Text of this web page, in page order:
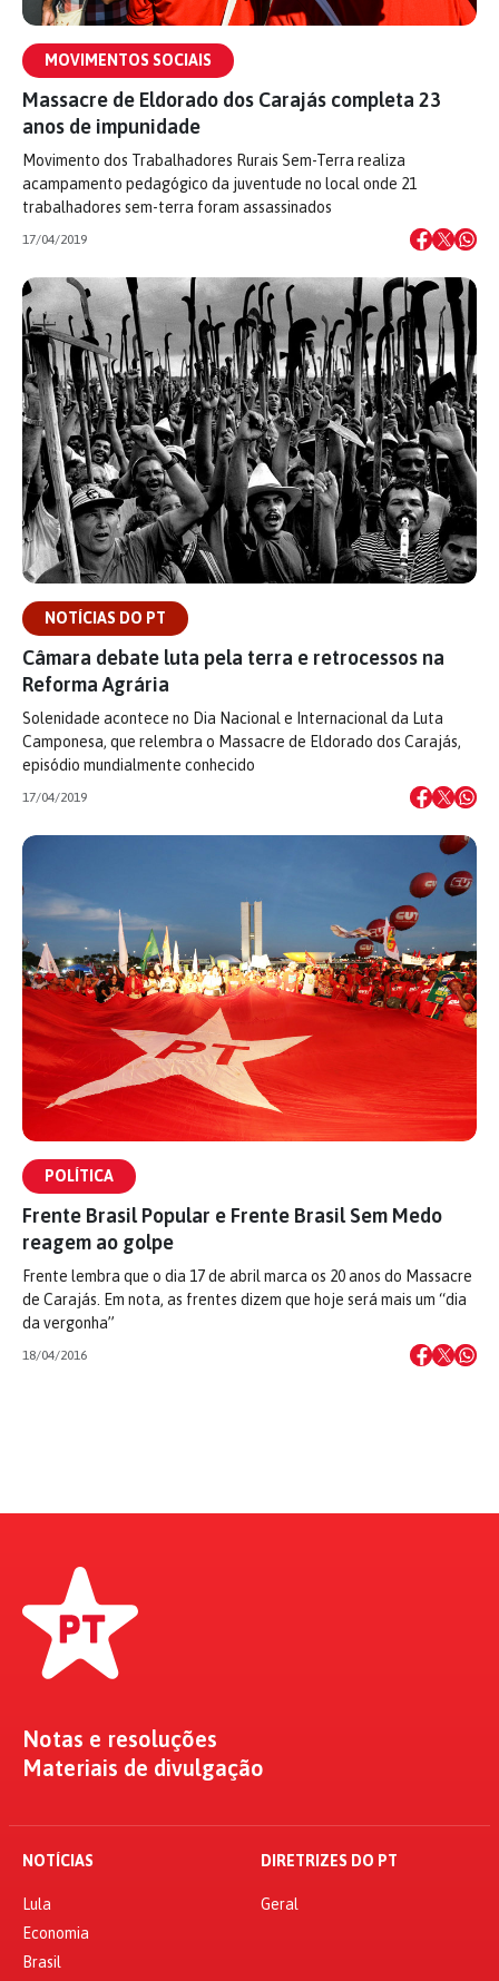
MOVIMENTOS SOCIAIS
Massacre de Eldorado dos Carajás completa 23
anos de impunidade
Movimento dos Trabalhadores Rurais Sem-Terra realiza
acampamento pedagógico da juventude no local onde 21
trabalhadores sem-terra foram assassinados
17/04/2019
NOTÍCIAS DO PT
Câmara debate luta pela terra e retrocessos na
Reforma Agrária
Solenidade acontece no Dia Nacional e Internacional da Luta
Camponesa, que relembra o Massacre de Eldorado dos Carajás,
episódio mundialmente conhecido
17/04/2019
POLÍTICA
Frente Brasil Popular e Frente Brasil Sem Medo
reagem ao golpe
Frente lembra que o dia 17 de abril marca os 20 anos do Massacre
de Carajás. Em nota, as frentes dizem que hoje será mais um “dia
da vergonha”
18/04/2016
Notas e resoluções
Materiais de divulgação
NOTÍCIAS
Lula
Economia
Brasil
DIRETRIZES DO PT
Geral